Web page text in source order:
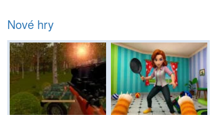
Nové hry